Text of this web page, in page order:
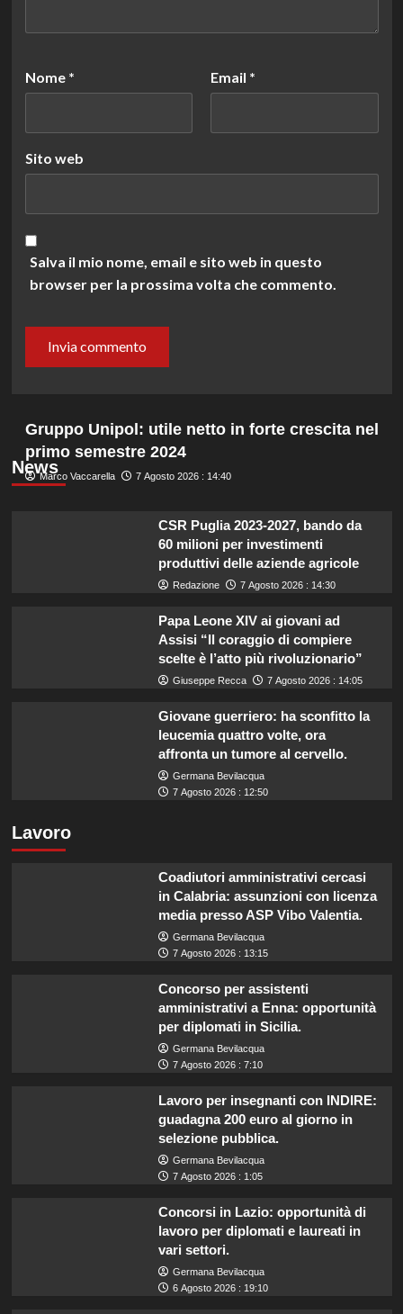
Nome * Email *
Sito web
Salva il mio nome, email e sito web in questo
browser per la prossima volta che commento.
News
Gruppo Unipol: utile netto in forte crescita nel
primo semestre 2024
Marco Vaccarella 7 Agosto 2026 : 14:40
CSR Puglia 2023-2027, bando da
60 milioni per investimenti
produttivi delle aziende agricole
Redazione 7 Agosto 2026 : 14:30
Papa Leone XIV ai giovani ad
Assisi “Il coraggio di compiere
scelte è l’atto più rivoluzionario”
Giuseppe Recca 7 Agosto 2026 : 14:05
Giovane guerriero: ha sconfitto la
leucemia quattro volte, ora
affronta un tumore al cervello.
Germana Bevilacqua
7 Agosto 2026 : 12:50
Lavoro
Coadiutori amministrativi cercasi
in Calabria: assunzioni con licenza
media presso ASP Vibo Valentia.
Germana Bevilacqua
7 Agosto 2026 : 13:15
Concorso per assistenti
amministrativi a Enna: opportunità
per diplomati in Sicilia.
Germana Bevilacqua
7 Agosto 2026 : 7:10
Lavoro per insegnanti con INDIRE:
guadagna 200 euro al giorno in
selezione pubblica.
Germana Bevilacqua
7 Agosto 2026 : 1:05
Concorsi in Lazio: opportunità di
lavoro per diplomati e laureati in
vari settori.
Germana Bevilacqua
6 Agosto 2026 : 19:10